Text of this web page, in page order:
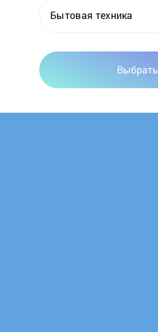
Бытовая техника
Выбрать